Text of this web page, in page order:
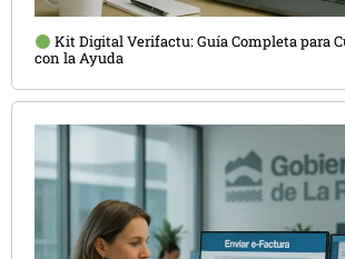
Kit Digital Verifactu: Guía Completa para
con la Ayuda